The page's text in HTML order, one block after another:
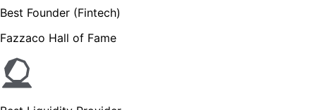
Best Founder (Fintech)
Fazzaco Hall of Fame